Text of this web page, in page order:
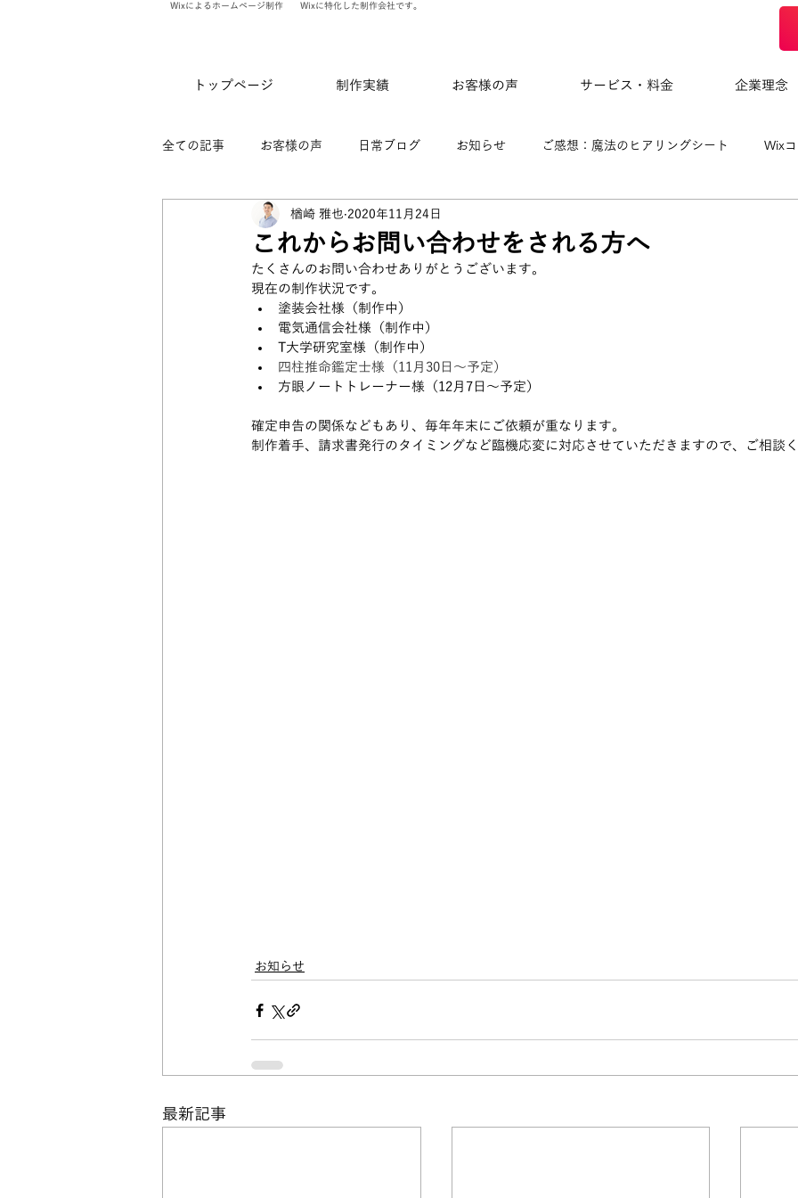
Wixによるホームページ制作 Wixに特化した制作会社です。
トップページ 制作実績 お客様の声 サービス・料金 企業理念
全ての記事 お客様の声 日常ブログ お知らせ ご感想：魔法のヒアリングシート Wix
ありのま会員限定記事 WixVeloによる制作事例
これからお問い合わせをされる方へ
楢崎 雅也 2020年11月24日
たくさんのお問い合わせありがとうございます。
現在の制作状況です。
塗装会社様（制作中）
電気通信会社様（制作中）
T大学研究室様（制作中）
四柱推命鑑定士様（11月30日～予定）
方眼ノートトレーナー様（12月7日～予定）
確定申告の関係などもあり、毎年年末にご依頼が重なります。
制作着手、請求書発行のタイミングなど臨機応変に対応させていただきますので、ご相談く
お知らせ
最新記事